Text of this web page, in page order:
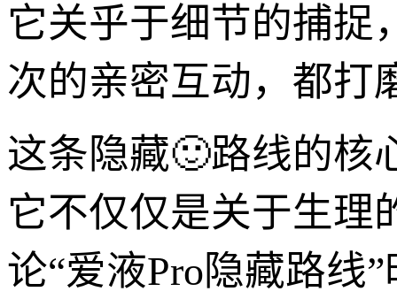
它关乎于细节的捕捉
次的亲密互动，都打
这条隐藏🙂路线的核
它不仅仅是关于生理
论“爱液Pro隐藏路线